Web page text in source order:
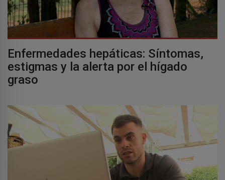
Enfermedades hepáticas: Síntomas,
estigmas y la alerta por el hígado
graso